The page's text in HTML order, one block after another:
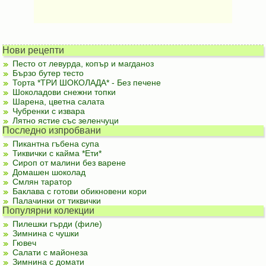
Нови рецепти
Песто от левурда, копър и магданоз
Бързо бутер тесто
Торта *ТРИ ШОКОЛАДА* - Без печене
Шоколадови снежни топки
Шарена, цветна салата
Чубренки с извара
Лятно ястие със зеленчуци
Последно изпробвани
Пикантна гъбена супа
Тиквички с кайма *Ети*
Сироп от малини без варене
Домашен шоколад
Смлян таратор
Баклава с готови обикновени кори
Палачинки от тиквички
Популярни колекции
Пилешки гърди (филе)
Зимнина с чушки
Гювеч
Салати с майонеза
Зимнина с домати